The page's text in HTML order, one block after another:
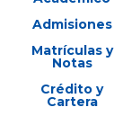
Admisiones
Matrículas y
Notas
Crédito y
Cartera